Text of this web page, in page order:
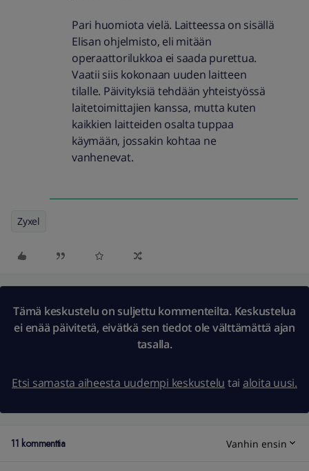
Pari huomiota vielä. Laitteessa on sisällä
Elisan ohjelmisto, eli mitään
operaattorilukkoa ei saada purettua.
Vaatii siis kokonaan uuden laitteen
tilalle. Päivityksiä tehdään yhteistyössä
laitetoimittajien kanssa, mutta kuten
kaikkien laitteiden osalta tuppaa
käymään, jossakin kohtaa ne
vanhenevat.
Zyxel
Tämä keskustelu on suljettu kommenteilta. Keskustelua
ei enää päivitetä, eivätkä sen tiedot ole välttämättä ajan
tasalla.
Etsi samasta aiheesta uudempi keskustelu tai aloita uusi.
11 kommenttia Vanhin ensin